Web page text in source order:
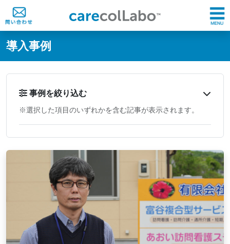
@ -0,0 +1,60 @@
導入事例
事例を絞り込む
※選択した項目のいずれかを含む記事が表示されます。